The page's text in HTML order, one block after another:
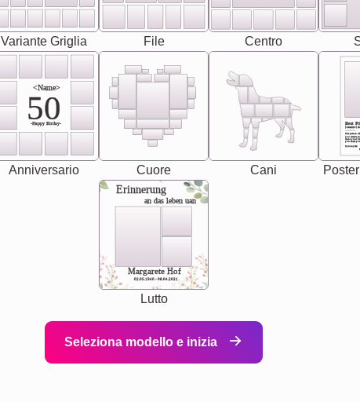
Variante Griglia File Centro
<Name>
50
-Happy Birday-
Anniversario Cuore Cani
Best
[<NAME>]
you
chaos your
you share
Erinnerung
an das leben uan
Margarete Hof
02.05.1940 - 08.04.2021
Lutto
Seleziona modello e inizia